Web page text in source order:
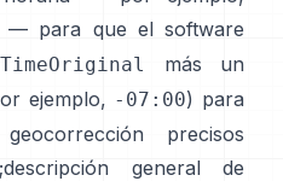
— para que el software
más un
ejemplo, -07:00) para
precisos
;descripción general de